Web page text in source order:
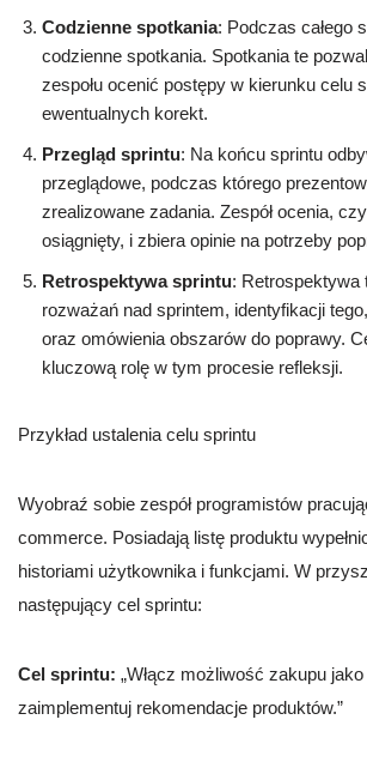
Codzienne spotkania: Podczas całego
codzienne spotkania. Spotkania te
zespołu ocenić postępy w kierunku celu
ewentualnych korekt.
Przegląd sprintu: Na końcu sprintu
przeglądowe, podczas którego
zrealizowane zadania. Zespół ocenia,
osiągnięty, i zbiera opinie na potrzeby
Retrospektywa sprintu: Retrospektywa
rozważań nad sprintem, identyfikacji
oraz omówienia obszarów do poprawy.
kluczową rolę w tym procesie refleksji.
Przykład ustalenia celu sprintu
Wyobraź sobie zespół programistów
commerce. Posiadają listę produktu
historiami użytkownika i funkcjami. W
następujący cel sprintu:
Cel sprintu: „Włącz możliwość zakupu
zaimplementuj rekomendacje produktów.”